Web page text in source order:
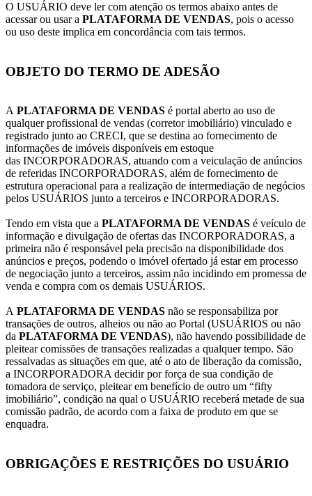
O USUÁRIO deve ler com atenção os termos abaixo antes de
acessar ou usar a PLATAFORMA DE VENDAS, pois o acesso
ou uso deste implica em concordância com tais termos.
OBJETO DO TERMO DE ADESÃO
A PLATAFORMA DE VENDAS é portal aberto ao uso de
qualquer profissional de vendas (corretor imobiliário) vinculado e
registrado junto ao CRECI, que se destina ao fornecimento de
informações de imóveis disponíveis em estoque
das INCORPORADORAS, atuando com a veiculação de anúncios
de referidas INCORPORADORAS, além de fornecimento de
estrutura operacional para a realização de intermediação de negócios
pelos USUÁRIOS junto a terceiros e INCORPORADORAS.
Tendo em vista que a PLATAFORMA DE VENDAS é veículo de
informação e divulgação de ofertas das INCORPORADORAS, a
primeira não é responsável pela precisão na disponibilidade dos
anúncios e preços, podendo o imóvel ofertado já estar em processo
de negociação junto a terceiros, assim não incidindo em promessa de
venda e compra com os demais USUÁRIOS.
A PLATAFORMA DE VENDAS não se responsabiliza por
transações de outros, alheios ou não ao Portal (USUÁRIOS ou não
da PLATAFORMA DE VENDAS), não havendo possibilidade de
pleitear comissões de transações realizadas a qualquer tempo. São
ressalvadas as situações em que, até o ato de liberação da comissão,
a INCORPORADORA decidir por força de sua condição de
tomadora de serviço, pleitear em benefício de outro um “fifty
imobiliário”, condição na qual o USUÁRIO receberá metade de sua
comissão padrão, de acordo com a faixa de produto em que se
enquadra.
OBRIGAÇÕES E RESTRIÇÕES DO USUÁRIO